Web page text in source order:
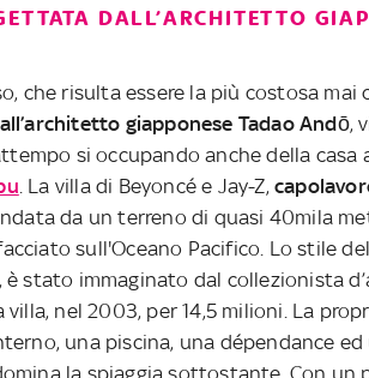
DALL’ARCHITETTO
che risulta essere la più costosa mai
giapponese Tadao Andō,
si occupando anche della
. La villa di Beyoncé e Jay-Z,
da un terreno di quasi 40mila
sull'Oceano Pacifico. Lo stile
stato immaginato dal collezionista
nel 2003, per 14,5 milioni. La
una piscina, una dépendance
la spiaggia sottostante. Con un